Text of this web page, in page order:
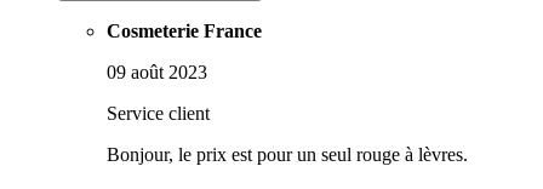
Cosmeterie France
09 août 2023
Service client
Bonjour, le prix est pour un seul rouge à lèvres.